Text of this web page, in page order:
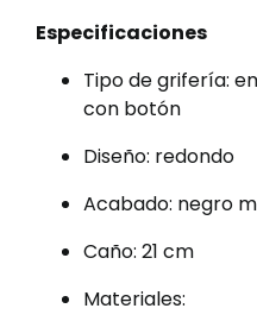
Especificaciones
Tipo de grifería:
con botón
Diseño: redondo
Acabado: negro
Caño: 21 cm
Materiales: